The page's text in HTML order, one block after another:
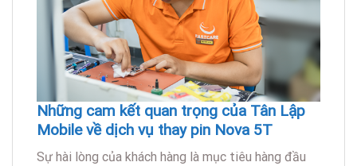
Những cam kết quan trọng của Tân Lập
Mobile về dịch vụ thay pin Nova 5T
Sự hài lòng của khách hàng là mục tiêu hàng đầu